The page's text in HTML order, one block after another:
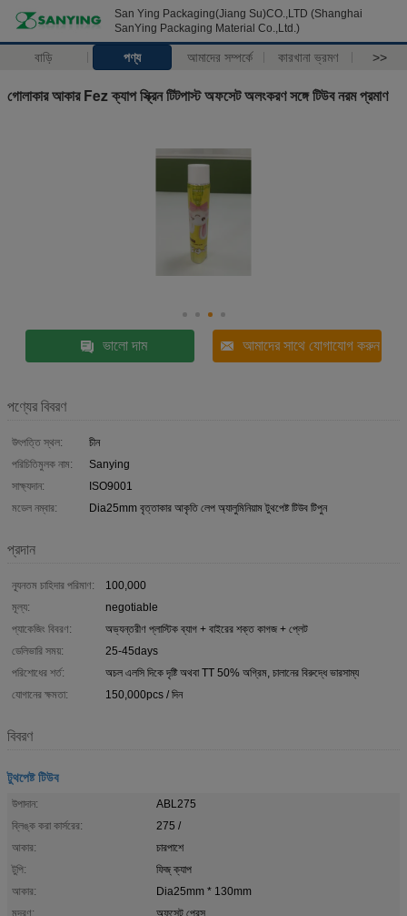
San Ying Packaging(Jiang Su)CO.,LTD (Shanghai
SanYing Packaging Material Co.,Ltd.)
বাড়ি পণ্য আমাদের সম্পর্কে কারখানা ভ্রমণ >>
গোলাকার আকার Fez ক্যাপ স্ক্রিন টিটপাস্ট অফসেট অলংকরণ সঙ্গে টিউব নরম প্রমাণ
ভালো দাম আমাদের সাথে যোগাযোগ করুন
পণ্যের বিবরণ
উৎপত্তি স্থল:
চীন
পরিচিতিমুলক নাম:
Sanying
সাক্ষ্যদান:
ISO9001
মডেল নম্বার:
Dia25mm বৃত্তাকার আকৃতি লেপ অ্যালুমিনিয়াম টুথপেষ্ট টিউব টিপুন
প্রদান
ন্যূনতম চাহিদার পরিমাণ:
100,000
মূল্য:
negotiable
প্যাকেজিং বিবরণ:
অভ্যন্তরীণ প্লাস্টিক ব্যাগ + বাইরের শক্ত কাগজ + প্লেট
ডেলিভারি সময়:
25-45days
পরিশোধের শর্ত:
অচল এলসি দিকে দৃষ্টি অথবা TT 50% অগ্রিম, চালানের বিরুদ্ধে ভারসাম্য
যোগানের ক্ষমতা:
150,000pcs / দিন
বিবরণ
টুথপেষ্ট টিউব
উপাদান:
ABL275
ব্লিঙ্ক করা কার্সরের:
275 /
আকার:
চারপাশে
টুপি:
ফিজ্ ক্যাপ
আকার:
Dia25mm * 130mm
মুদ্রণ:
অফসেট প্রেস